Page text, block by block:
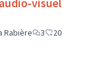
Rabière 3
20